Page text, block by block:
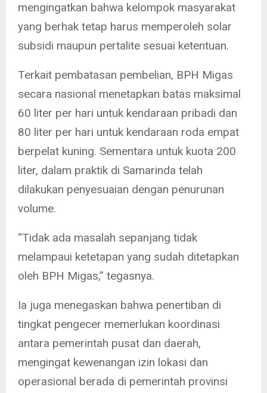
mengingatkan bahwa kelompok masyarakat
yang berhak tetap harus memperoleh solar
subsidi maupun pertalite sesuai ketentuan.
Terkait pembatasan pembelian, BPH Migas
secara nasional menetapkan batas maksimal
60 liter per hari untuk kendaraan pribadi dan
80 liter per hari untuk kendaraan roda empat
berpelat kuning. Sementara untuk kuota 200
liter, dalam praktik di Samarinda telah
dilakukan penyesuaian dengan penurunan
volume.
“Tidak ada masalah sepanjang tidak
melampaui ketetapan yang sudah ditetapkan
oleh BPH Migas,” tegasnya.
Ia juga menegaskan bahwa penertiban di
tingkat pengecer memerlukan koordinasi
antara pemerintah pusat dan daerah,
mengingat kewenangan izin lokasi dan
operasional berada di pemerintah provinsi